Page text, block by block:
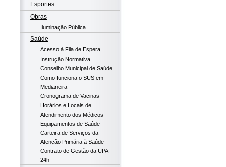
Esportes
Obras
Iluminação Pública
Saúde
Acesso à Fila de Espera
Instrução Normativa
Conselho Municipal de Saúde
Como funciona o SUS em
Medianeira
Cronograma de Vacinas
Horários e Locais de
Atendimento dos Médicos
Equipamentos de Saúde
Carteira de Serviços da
Atenção Primária à Saúde
Contrato de Gestão da UPA
24h